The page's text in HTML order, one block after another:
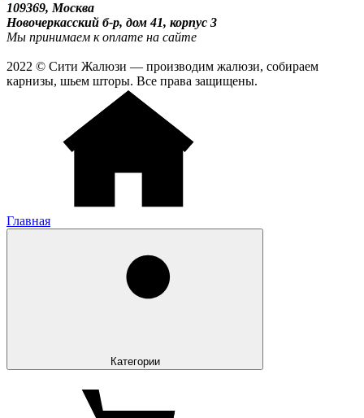
109369, Москва
Новочеркасский б-р, дом 41, корпус 3
Мы принимаем к оплате на сайте
2022 © Сити Жалюзи — производим жалюзи, собираем
карнизы, шьем шторы. Все права защищены.
Главная
Категории